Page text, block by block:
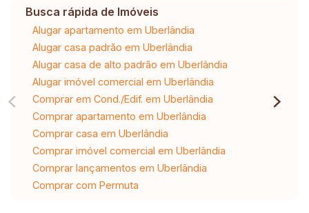
Busca rápida de Imóveis
Alugar apartamento em Uberlândia
Alugar casa padrão em Uberlândia
Alugar casa de alto padrão em Uberlândia
Alugar imóvel comercial em Uberlândia
Comprar em Cond./Edif. em Uberlândia
Comprar apartamento em Uberlândia
Comprar casa em Uberlândia
Comprar imóvel comercial em Uberlândia
Comprar lançamentos em Uberlândia
Comprar com Permuta